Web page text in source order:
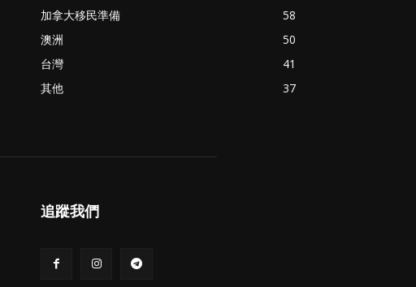
加拿大移民準備
58
澳洲
50
台灣
41
其他
37
追蹤我們